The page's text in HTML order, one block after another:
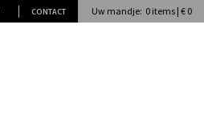
Uw mandje: 0 items | € 0
CONTACT